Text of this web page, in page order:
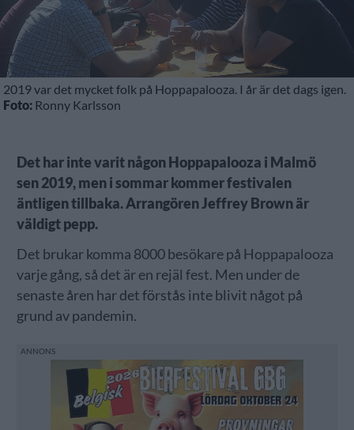
2019 var det mycket folk på Hoppapalooza. I år är det dags igen.
Foto: Ronny Karlsson
Det har inte varit någon Hoppapalooza i Malmö
sen 2019, men i sommar kommer festivalen
äntligen tillbaka. Arrangören Jeffrey Brown är
väldigt pepp.
Det brukar komma 8000 besökare på Hoppapalooza
varje gång, så det är en rejäl fest. Men under de
senaste åren har det förstås inte blivit något på
grund av pandemin.